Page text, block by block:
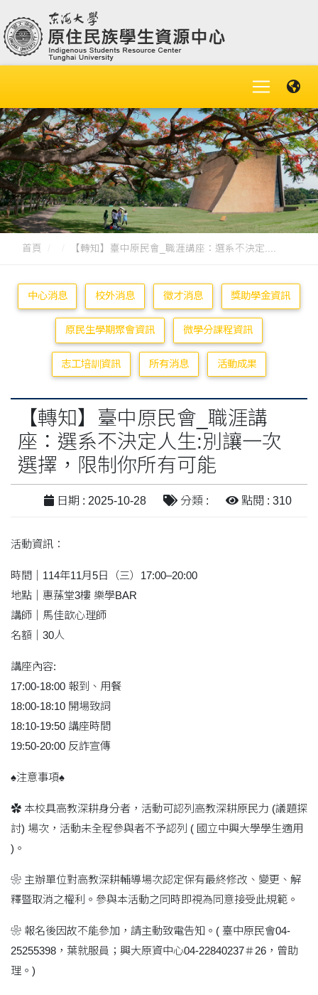
首頁 【轉知】臺中原民會_職涯講座：選系不決定....
中心消息 校外消息 徵才消息 獎助學金資訊
原民生學期聚會資訊 微學分課程資訊
志工培訓資訊 所有消息 活動成果
【轉知】臺中原民會_職涯講
座：選系不決定人生:別讓一次
選擇，限制你所有可能
日期 : 2025-10-28 分類 : 點閱 : 310
活動資訊：
時間｜114年11月5日（三）17:00–20:00
地點｜惠蓀堂3樓 樂學BAR
講師｜馬佳歆心理師
名額｜30人
講座內容:
17:00-18:00 報到、用餐
18:00-18:10 開場致詞
18:10-19:50 講座時間
19:50-20:00 反詐宣傳
♠注意事項♠
✿ 本校具高教深耕身分者，活動可認列高教深耕原民力 (議題探
討) 場次，活動未全程參與者不予認列 ( 國立中興大學學生適用
)。
❀ 主辦單位對高教深耕輔導場次認定保有最終修改、變更、解
釋暨取消之權利。參與本活動之同時即視為同意接受此規範。
❀ 報名後因故不能參加，請主動致電告知。( 臺中原民會04-
25255398，葉就服員；興大原資中心04-22840237＃26，曾助
理。)